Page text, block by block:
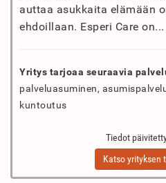
auttaa asukkaita elämään
ehdoillaan. Esperi Care on...
Yritys tarjoaa seuraavia
palveluasuminen,
kuntoutus
Tiedot
Katso yrityksen